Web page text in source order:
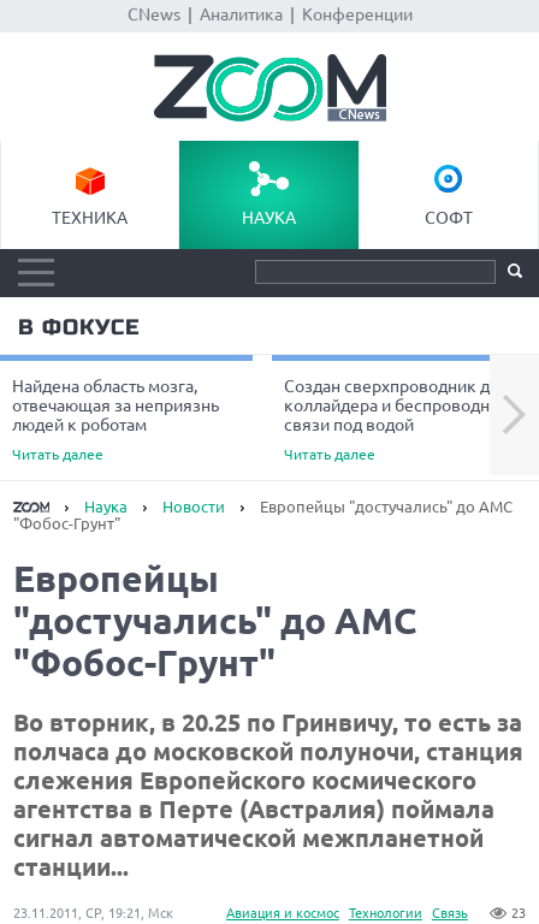
CNews| Аналитика| Конференции
ТЕХНИКА НАУКА СОФТ
В ФОКУСЕ
Найдена область мозга,
отвечающая за неприязнь
людей к роботам
Читать далее
Создан сверхпроводник для
коллайдера и беспроводной
связи под водой
Читать далее
Next
Наука Новости
Европейцы "достучались" до АМС
"Фобос-Грунт"
Европейцы
"достучались" до АМС
"Фобос-Грунт"
Во вторник, в 20.25 по Гринвичу, то есть за
полчаса до московской полуночи, станция
слежения Европейского космического
агентства в Перте (Австралия) поймала
сигнал автоматической межпланетной
станции...
Авиация и космос Технологии Связь 23
23.11.2011, СР, 19:21, Мск